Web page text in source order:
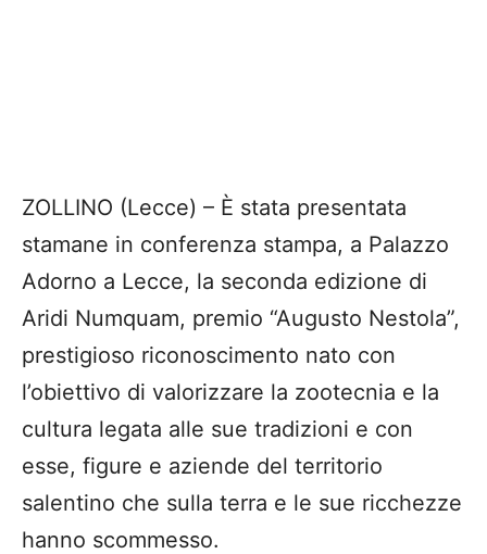
ZOLLINO (Lecce) – È stata presentata
stamane in conferenza stampa, a Palazzo
Adorno a Lecce, la seconda edizione di
Aridi Numquam, premio “Augusto Nestola”,
prestigioso riconoscimento nato con
l’obiettivo di valorizzare la zootecnia e la
cultura legata alle sue tradizioni e con
esse, figure e aziende del territorio
salentino che sulla terra e le sue ricchezze
hanno scommesso.